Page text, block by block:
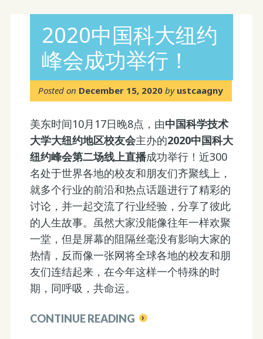
2020中国科大纽约
峰会成功举行！
Posted on December 15, 2020 by ustcaagny
美东时间10月17日晚8点，由中国科学技术
大学大纽约地区校友会主办的2020中国科大
纽约峰会第二场线上直播成功举行！近300
名处于世界各地的校友和朋友们齐聚线上，
就多个行业的前沿和热点话题进行了精彩的
讨论，并一起交流了行业经验，分享了彼此
的人生故事。虽然大家没能像往年一样欢聚
一堂，但是屏幕的阻隔丝毫没有影响大家的
热情，反而像一张网将全球各地的校友和朋
友们连结起来，在今年这样一个特殊的时
期，同呼吸，共命运。
CONTINUE READING